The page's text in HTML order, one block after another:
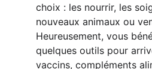
choix : les nourrir, les
nouveaux animaux ou
Heureusement, vous
quelques outils pour
vaccins, compléments